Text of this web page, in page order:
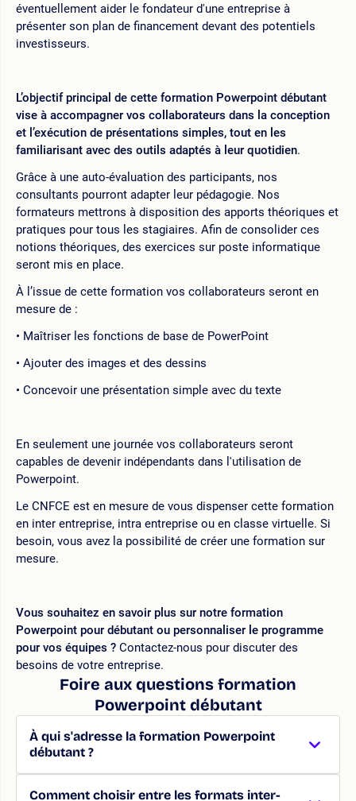
éventuellement aider le fondateur d'une entreprise à
présenter son plan de financement devant des potentiels
investisseurs.
L’objectif principal de cette formation Powerpoint débutant
vise à accompagner vos collaborateurs dans la conception
et l’exécution de présentations simples, tout en les
familiarisant avec des outils adaptés à leur quotidien.
Grâce à une auto-évaluation des participants, nos
consultants pourront adapter leur pédagogie. Nos
formateurs mettrons à disposition des apports théoriques et
pratiques pour tous les stagiaires. Afin de consolider ces
notions théoriques, des exercices sur poste informatique
seront mis en place.
À l’issue de cette formation vos collaborateurs seront en
mesure de :
Maîtriser les fonctions de base de PowerPoint
Ajouter des images et des dessins
Concevoir une présentation simple avec du texte
En seulement une journée vos collaborateurs seront
capables de devenir indépendants dans l'utilisation de
Powerpoint.
Le CNFCE est en mesure de vous dispenser cette formation
en inter entreprise, intra entreprise ou en classe virtuelle. Si
besoin, vous avez la possibilité de créer une formation sur
mesure.
Vous souhaitez en savoir plus sur notre formation
Powerpoint pour débutant ou personnaliser le programme
pour vos équipes ? Contactez-nous pour discuter des
besoins de votre entreprise.
Foire aux questions formation
Powerpoint débutant
À qui s'adresse la formation Powerpoint
débutant ?
Comment choisir entre les formats inter-